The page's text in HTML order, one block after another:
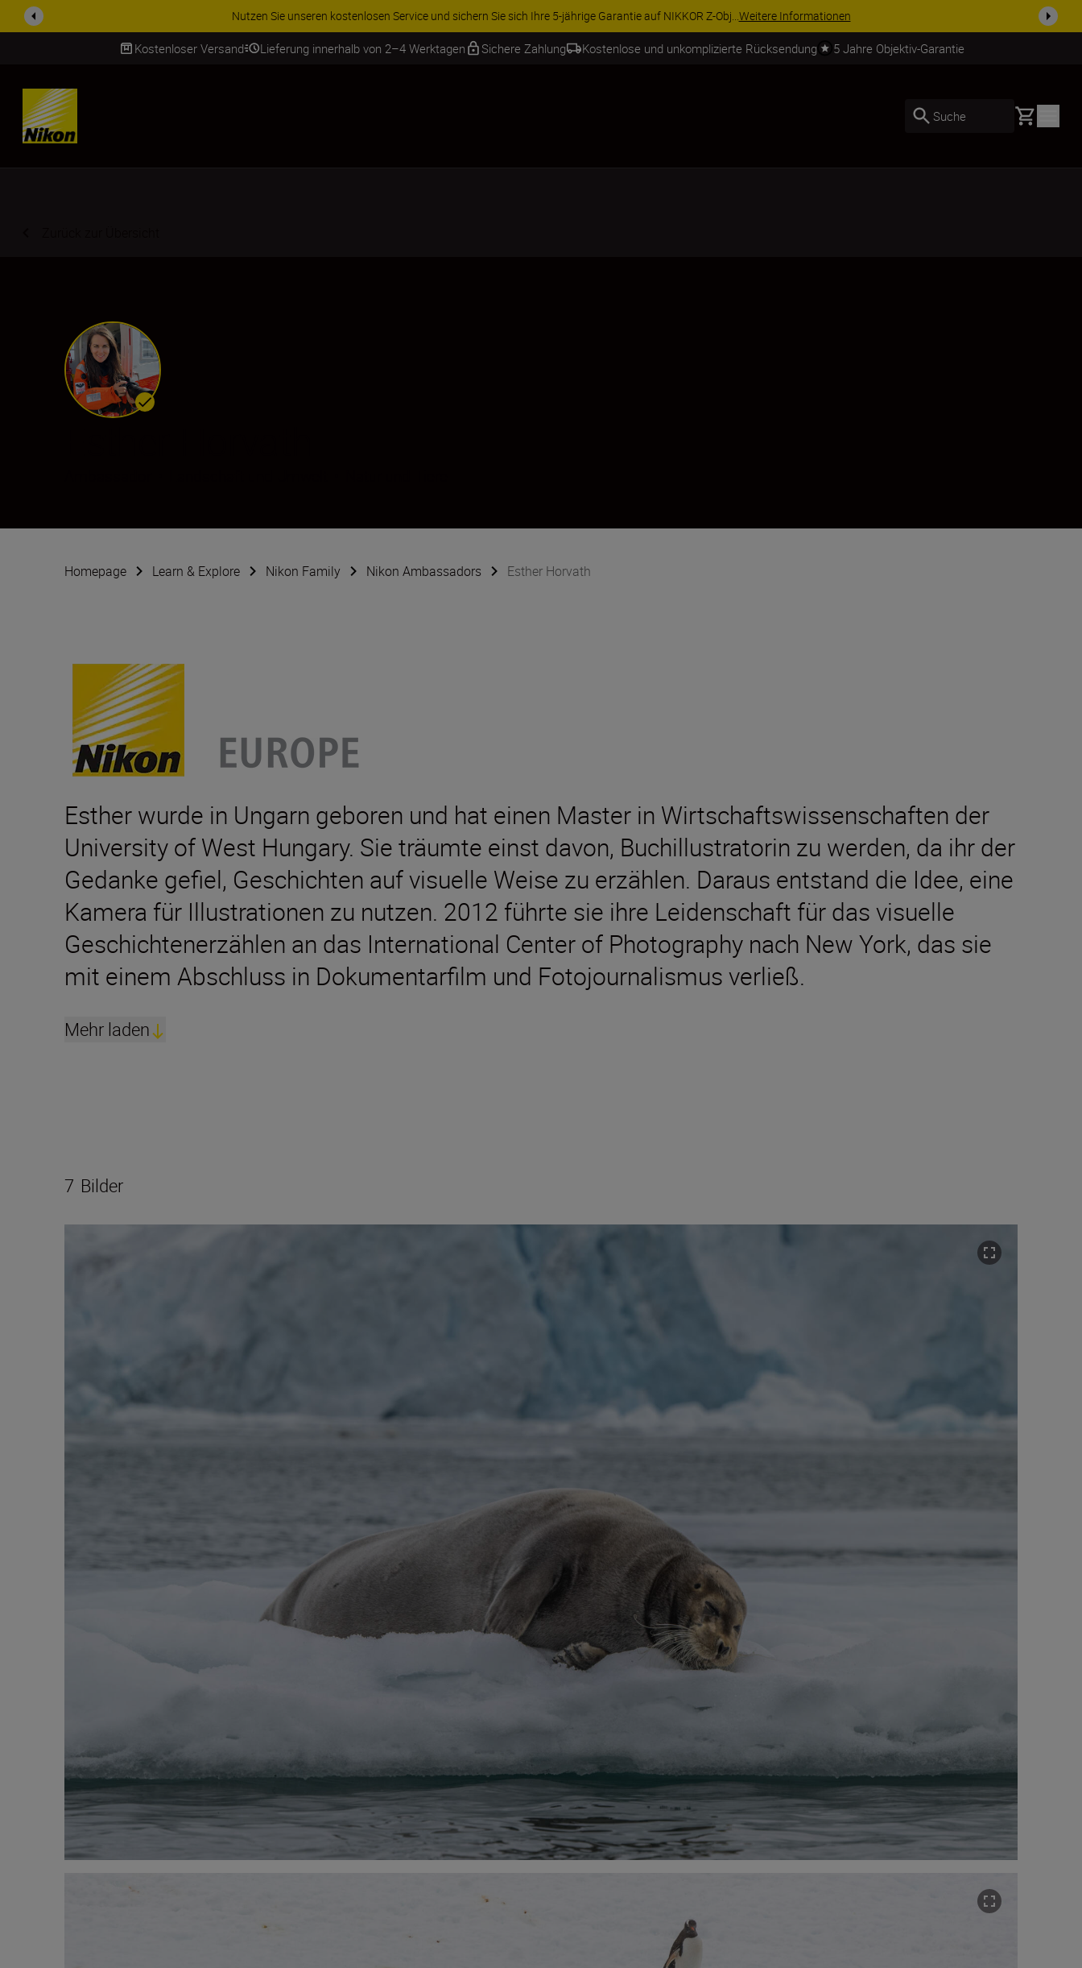
ZUBEHÖR IM ANGEBOT | Sparen Sie 15 % auf ausgewähltes Zubehör und vervollständigen Sie Ihre Ausrüstu...Jetzt einkaufen
Kostenloser Versand Lieferung innerhalb von 2–4 Werktagen Sichere Zahlung Kostenlose und unkomplizierte Rücksendung 5 Jahre Objektiv-Garantie
SKIP
Suche Basket
Homepage Learn & Explore Nikon Family Nikon Ambassadors Esther Horvath
Esther wurde in Ungarn geboren und hat einen Master in Wirtschaftswissenschaften der
University of West Hungary. Sie träumte einst davon, Buchillustratorin zu werden, da ihr der
Gedanke gefiel, Geschichten auf visuelle Weise zu erzählen. Daraus entstand die Idee, eine
Kamera für Illustrationen zu nutzen. 2012 führte sie ihre Leidenschaft für das visuelle
Geschichtenerzählen an das International Center of Photography nach New York, das sie
mit einem Abschluss in Dokumentarfilm und Fotojournalismus verließ.
Mehr laden
7 Bilder